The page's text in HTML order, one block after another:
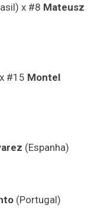
x #8 Mateusz
#15 Montel
(Espanha)
(Portugal)